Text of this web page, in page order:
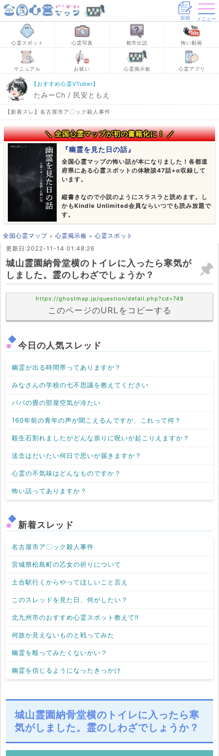
投稿 メニュー
心霊スポット 心霊写真 都市伝説 怖い動画
マニュアル お祓い 心霊掲示板 心霊アプリ
【おすすめ心霊VTuber】
たみーCh / 民安ともえ
【新着スレ】名古屋市ア〇ック殺人事件
＼ 全国心霊マップが初の書籍化に！ ／
『幽霊を見た日の話』
全国心霊マップの怖い話が本になりました！各都道
府県にある心霊スポットの体験談47話+α収録して
います。
縦書きなので小説のようにスラスラと読めます。し
かもKindle Unlimited会員ならいつでも読み放題で
す。
全国心霊マップ 心霊掲示板
心霊スポット
更新日:2022-11-14 01:48:26
城山霊園納骨堂横のトイレに入ったら寒気が
しました。霊のしわざでしょうか？
https://ghostmap.jp/question/detail.php?cd=749
このページのURLをコピーする
今日の人気スレッド
幽霊が出る時間帯ってありますか？
みなさんの学校の七不思議を教えてください
パパの畳の部屋空気が冷たい
160年前の青年の声が聞こえるんですが、これって何？
殺生石割れましたがどんな祟りに呪いが起こりえますか？
送念はだいたい何日で思いが届きますか？
心霊の不気味はどんなものですか？
怖い話ってありますか？
新着スレッド
名古屋市ア〇ック殺人事件
宮城県松島町の乙女の祈りについて
土合駅行くからやってほしいこと言え
このスレッドを見た日、何がしたい？
北九州市のおすすめ心霊スポット教えて‼️
何故か見えないものと戦ってみた
幽霊を殴ってみたくないかい？
幽霊を信じるようになったきっかけ
城山霊園納骨堂横のトイレに入ったら寒
気がしました。霊のしわざでしょうか？